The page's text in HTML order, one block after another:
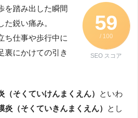
59
/ 100
SEO スコア
踏み出した瞬間
た鋭い痛み。
ち仕事や歩行中に
裏にかけての引き
（そくていけんまくえん）
といわ
炎（そくていきんまくえん）
とし